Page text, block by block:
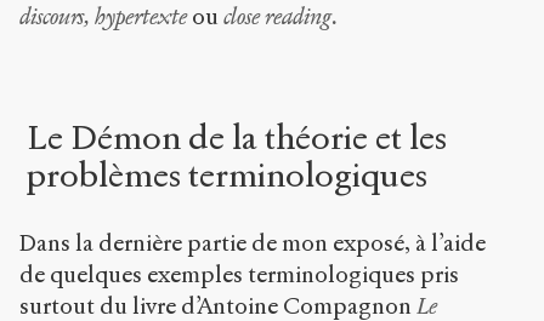
discours, hypertexteou close reading.
Le Démon de la théorie et les
problèmes terminologiques
Dans la dernière partie de mon exposé, à l’aide
de quelques exemples terminologiques pris
surtout du livre d’Antoine Compagnon Le